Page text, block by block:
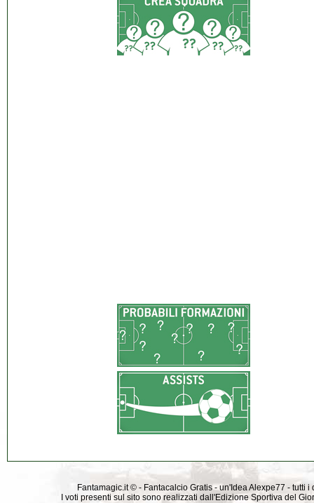
Fantamagic.it © - Fantacalcio Gratis - un'Idea Alexpe77 -
I voti presenti sul sito sono realizzati dall'Edizione Sportiva del